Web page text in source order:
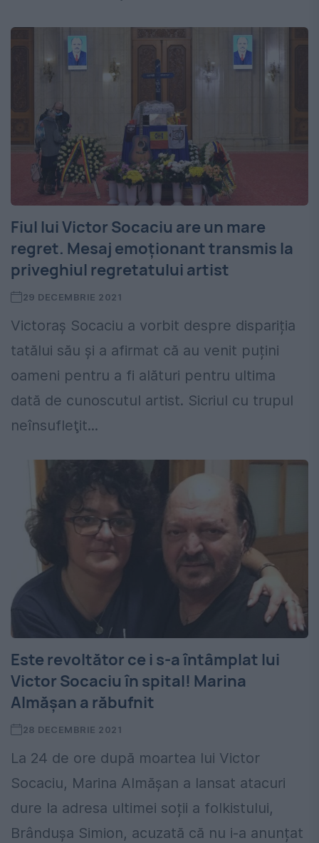
Fiul lui Victor Socaciu are un mare
regret. Mesaj emoționant transmis la
priveghiul regretatului artist
29 DECEMBRIE 2021
Victoraș Socaciu a vorbit despre dispariția
tatălui său și a afirmat că au venit puțini
oameni pentru a fi alături pentru ultima
dată de cunoscutul artist. Sicriul cu trupul
neînsufleţit...
Este revoltător ce i s-a întâmplat lui
Victor Socaciu în spital! Marina
Almășan a răbufnit
28 DECEMBRIE 2021
La 24 de ore după moartea lui Victor
Socaciu, Marina Almășan a lansat atacuri
dure la adresa ultimei soții a folkistului,
Brândușa Simion, acuzată că nu i-a anunțat